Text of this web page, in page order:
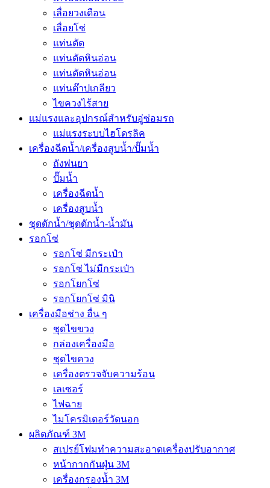
เลื่อยวงเดือน
เลื่อยโซ่
แท่นตัด
แท่นตัดหินอ่อน
แท่นตัดหินอ่อน
แท่นต๊าปเกลียว
ไขควงไร้สาย
แม่แรงและอุปกรณ์สำหรับอู่ซ่อมรถ
แม่แรงระบบไฮโดรลิค
เครื่องฉีดน้ำ/เครื่องสูบน้ำ/ปั๊มน้ำ
ถังพ่นยา
ปั๊มน้ำ
เครื่องฉีดน้ำ
เครื่องสูบน้ำ
ชุดดักน้ำ/ชุดดักน้ำ-น้ำมัน
รอกโซ่
รอกโซ่ มีกระเป๋า
รอกโซ่ ไม่มีกระเป๋า
รอกโยกโซ่
รอกโยกโซ่ มินิ
เครื่องมือช่าง อื่น ๆ
ชุดไขขวง
กล่องเครื่องมือ
ชุดไขควง
เครื่องตรวจจับความร้อน
เลเซอร์
ไฟฉาย
ไมโครมิเตอร์วัดนอก
ผลิตภัณฑ์ 3M
สเปรย์โฟมทำความสะอาดเครื่องปรับอากาศ
หน้ากากกันฝุ่น 3M
เครื่องกรองน้ำ 3M